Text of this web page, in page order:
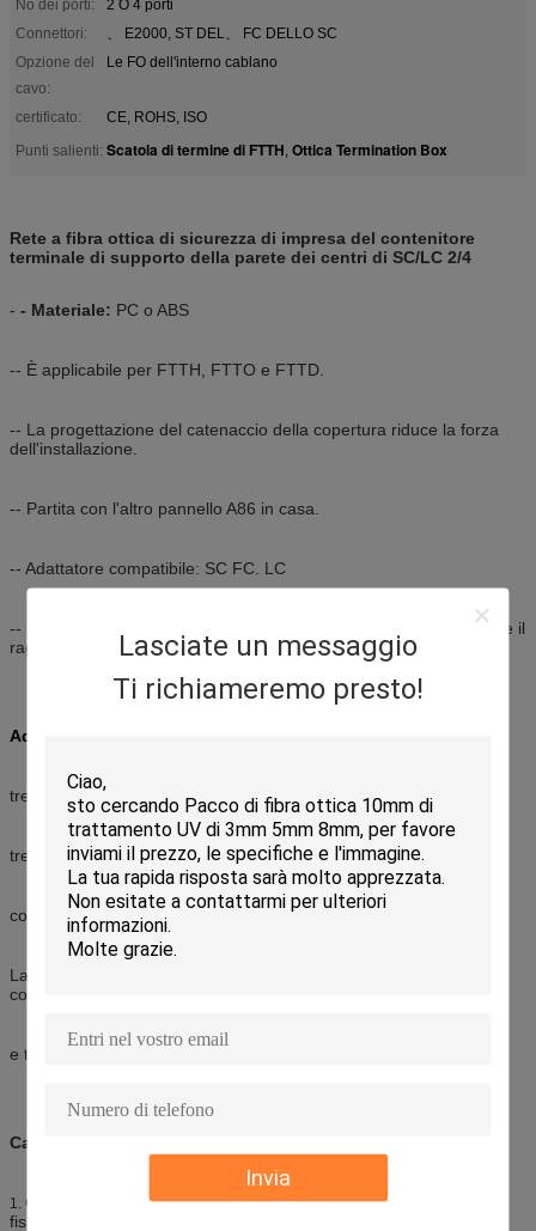
Lasciate un messaggio
Ti richiameremo presto!
Invia
No dei porti:
2 O 4 porti
Connettori:
、 E2000, ST DEL、 FC DELLO SC
Opzione del
cavo:
Le FO dell'interno cablano
certificato:
CE, ROHS, ISO
Punti salienti: Scatola di termine di FTTH, Ottica Termination Box
Rete a fibra ottica di sicurezza di impresa del contenitore
terminale di supporto della parete dei centri di SC/LC 2/4
- - Materiale: PC o ABS
-- È applicabile per FTTH, FTTO e FTTD.
-- La progettazione del catenaccio della copertura riduce la forza
dell'installazione.
-- Partita con l'altro pannello A86 in casa.
-- Adattatore compatibile: SC FC. LC
-- Il grande diametro che avvolge la trappola nell'incavo garantisce il
raggio di piegamento del cavo.
Adatto a modo di tre giunture:
treccia + adattatore meccanico di Splicer+
treccia + giuntatrice + adattatore fusi
connettore + adattatore veloci dell'installazione
La scatola è leggera e compatta, particolarmente adatto a
collegamento protettivo dei cavi a fibre ottiche
e trecce in FTTH.
Caratteristiche della scatola
1. Questa scatola ha potuto essere utilizzata per le applicazioni
fissate al muro e desktop-montate;